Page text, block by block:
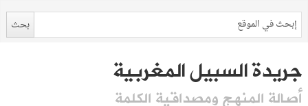
جريدة السبيل المغربية
أصالة المنهج ومصداقية الكلمة